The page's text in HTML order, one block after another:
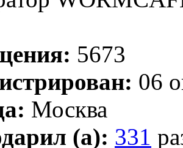
5673
06
Москва
(а): 331